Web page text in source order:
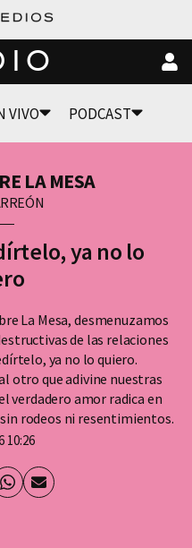
VIVO PODCAST
LA MESA
ya no lo
La Mesa, desmenuzamos
de las relaciones
ya no lo quiero.
otro que adivine nuestras
verdadero amor radica en
rodeos ni resentimientos.
10:26
Whatsapp
Enviar